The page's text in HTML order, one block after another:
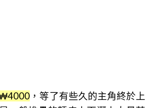
，等了有些久的主角終於上